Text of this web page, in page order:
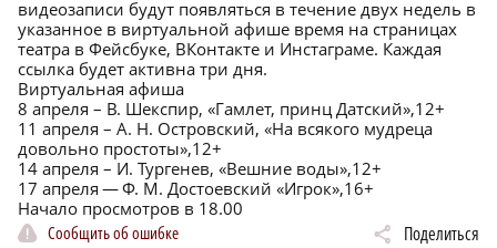
видеозаписи будут появляться в течение двух недель в
указанное в виртуальной афише время на страницах
театра в Фейсбуке, ВКонтакте и Инстаграме. Каждая
ссылка будет активна три дня.
Виртуальная афиша
8 апреля – В. Шекспир, «Гамлет, принц Датский»,12+
11 апреля – А. Н. Островский, «На всякого мудреца
довольно простоты»,12+
14 апреля – И. Тургенев, «Вешние воды»,12+
17 апреля — Ф. М. Достоевский «Игрок»,16+
Начало просмотров в 18.00
Сообщить об ошибке
Поделиться